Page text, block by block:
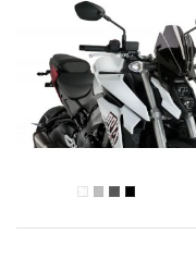
Przezroczysty (W)
LekkoMocno
Czarny (N)